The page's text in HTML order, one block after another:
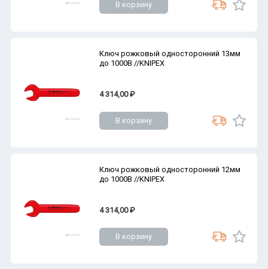
В корзину
Ключ рожковый односторонний 13мм
до 1000В //KNIPEX
4 314,00 ₽
В корзину
Ключ рожковый односторонний 12мм
до 1000В //KNIPEX
4 314,00 ₽
В корзину